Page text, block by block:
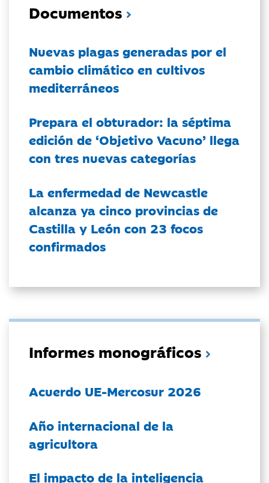
Documentos
Nuevas plagas generadas por el
cambio climático en cultivos
mediterráneos
Prepara el obturador: la séptima
edición de ‘Objetivo Vacuno’ llega
con tres nuevas categorías
La enfermedad de Newcastle
alcanza ya cinco provincias de
Castilla y León con 23 focos
confirmados
Informes monográficos
Acuerdo UE-Mercosur 2026
Año internacional de la
agricultora
El impacto de la inteligencia